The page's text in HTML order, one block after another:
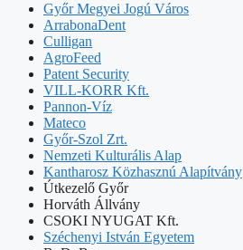
Győr Megyei Jogú Város
ArrabonaDent
Culligan
AgroFeed
Patent Security
VILL-KORR Kft.
Pannon-Víz
Mateco
Győr-Szol Zrt.
Nemzeti Kulturális Alap
Kantharosz Közhasznú Alapítvány
Útkezelő Győr
Horváth Állvány
CSOKI NYUGAT Kft.
Széchenyi István Egyetem